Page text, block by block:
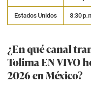
Estados Unidos 8:30
¿En qué canal
Tolima EN VIVO
2026 en México?